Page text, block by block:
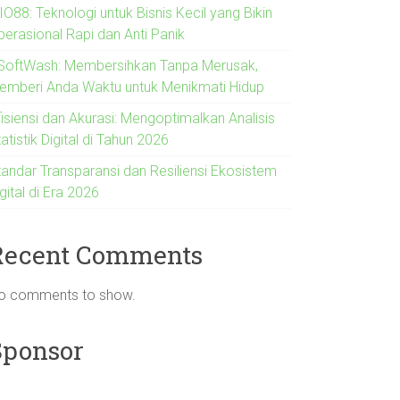
Teknologi untuk Bisnis Kecil yang Bikin
Rapi dan Anti Panik
Membersihkan Tanpa Merusak,
Anda Waktu untuk Menikmati Hidup
dan Akurasi: Mengoptimalkan Analisis
Digital di Tahun 2026
Transparansi dan Resiliensi Ekosistem
di Era 2026
Comments
comments to show.